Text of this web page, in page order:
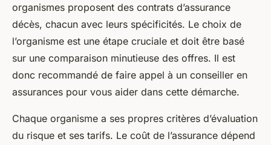
organismes proposent des contrats d’assurance
décès, chacun avec leurs spécificités. Le choix de
l’organisme est une étape cruciale et doit être basé
sur une comparaison minutieuse des offres. Il est
donc recommandé de faire appel à un conseiller en
assurances pour vous aider dans cette démarche.
Chaque organisme a ses propres critères d’évaluation
du risque et ses tarifs. Le coût de l’assurance dépend